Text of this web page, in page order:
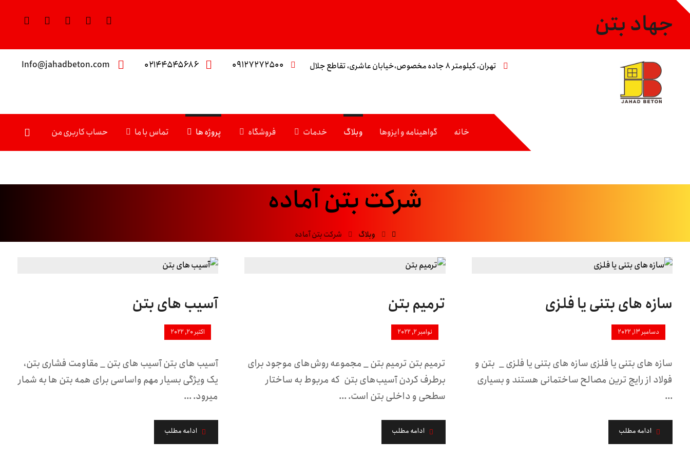
جهاد بتن
Info@jahadbeton.com ۰۲۱۴۴۵۴۵۶۸۶ ۰۹۱۲۷۲۷۲۵۰۰ تهران، کیلومتر ۸ جاده مخصوص،خیابان عاشری، تقاطع جلال
خانه گواهینامه و ایزوها وبلاگ خدمات فروشگاه پروژه ها تماس با ما حساب کاربری من
شرکت بتن آماده
وبلاگ شرکت بتن آماده
سازه های بتنی یا فلزی
دسامبر ۱۳, ۲۰۲۲
سازه های بتنی یا فلزی سازه های بتنی یا فلزی _ بتن و
فولاد از رایج ترین مصالح ساختمانی هستند و بسیاری
...
ادامه مطلب
ترمیم بتن
نوامبر ۲, ۲۰۲۲
ترمیم بتن ترمیم بتن _ مجموعه روش‌های موجود برای
برطرف کردن آسیب‌های بتن که مربوط به ساختار
سطحی و داخلی بتن است. ...
ادامه مطلب
آسیب های بتن
اکتبر ۲۰, ۲۰۲۲
آسیب های بتن آسیب های بتن _ مقاومت فشاری بتن،
یک ویژگی بسیار مهم واساسی برای همه بتن ها به شمار
میرود. ...
ادامه مطلب